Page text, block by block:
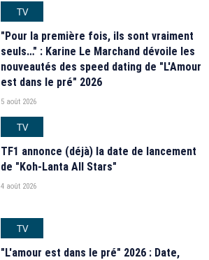
TV
"Pour la première fois, ils sont vraiment
seuls…" : Karine Le Marchand dévoile les
nouveautés des speed dating de "L'Amour
est dans le pré" 2026
5 août 2026
TV
TF1 annonce (déjà) la date de lancement
de "Koh-Lanta All Stars"
4 août 2026
TV
"L'amour est dans le pré" 2026 : Date,